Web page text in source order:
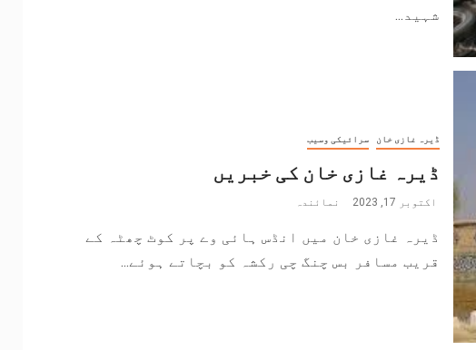
شہید...
ڈیرہ غازی خان سرائیکی وسیب
ڈیرہ غازی خان کی خبریں
اکتوبر 17, 2023 نمائندہ
ڈیرہ غازی خان میں انڈس ہائی وے پر کوٹ چھٹہ کے
قریب مسافر بس چنگ چی رکشہ کو بچاتے ہوئے...